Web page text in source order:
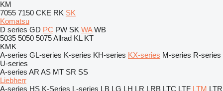
KM
7055 7150 CKE RK SK
Komatsu
D series GD PC PW SK WA WB
5035 5050 5075Allrad KL KT
KMK
A-series GL-series K-series KH-series KX-series M-series R-series
U-series
A-series AR AS MT SR SS
Liebherr
A-series HS K-Series L-series LB LG LH LR LRB LTC LTF LTM LTR